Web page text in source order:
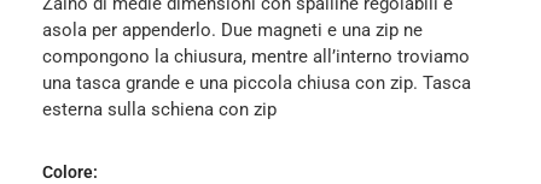
asola per appenderlo. Due magneti e una zip ne
compongono la chiusura, mentre all’interno troviamo
una tasca grande e una piccola chiusa con zip. Tasca
esterna sulla schiena con zip
Colore: